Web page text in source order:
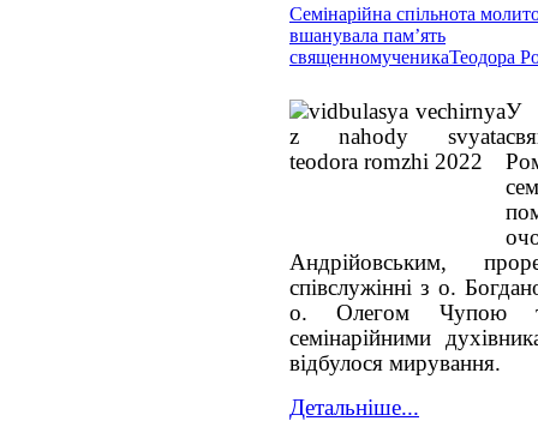
Семінарійна спільнота
вшанувала памʼять
священномученикаТеодора
У
Андрійовським,
співслужінні з о.
о. Олегом Чупою
семінарійними
відбулося мирування.
Детальніше...